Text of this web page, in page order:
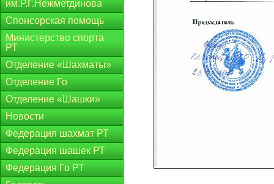
им.Р.Г.Нежметдинова
Спонсорская помощь
Министерство спорта
РТ
Отделение «Шахматы»
Отделение Го
Отделение «Шашки»
Новости
Федерация шахмат РТ
Федерация шашек РТ
Федерация Го РТ